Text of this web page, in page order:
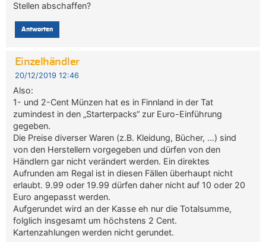
Stellen abschaffen?
Antworten
Einzelhändler
20/12/2019 12:46
Also:
1- und 2-Cent Münzen hat es in Finnland in der Tat
zumindest in den „Starterpacks“ zur Euro-Einführung
gegeben.
Die Preise diverser Waren (z.B. Kleidung, Bücher, …) sind
von den Herstellern vorgegeben und dürfen von den
Händlern gar nicht verändert werden. Ein direktes
Aufrunden am Regal ist in diesen Fällen überhaupt nicht
erlaubt. 9.99 oder 19.99 dürfen daher nicht auf 10 oder 20
Euro angepasst werden.
Aufgerundet wird an der Kasse eh nur die Totalsumme,
folglich insgesamt um höchstens 2 Cent.
Kartenzahlungen werden nicht gerundet.